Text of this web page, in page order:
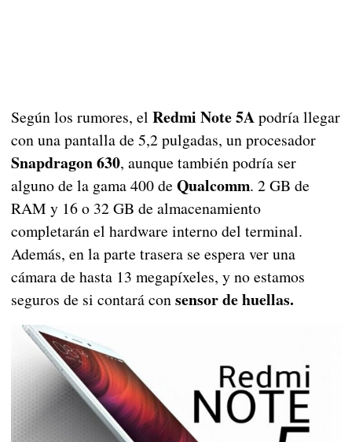
Según los rumores, el Redmi Note 5Apodría llegar
con una pantalla de 5,2 pulgadas, un procesador
Snapdragon 630, aunque también podría ser
alguno de la gama 400 de Qualcomm. 2 GB de
RAM y 16 o 32 GB de almacenamiento
completarán el hardware interno del terminal.
Además, en la parte trasera se espera ver una
cámara de hasta 13 megapíxeles, y no estamos
seguros de si contará consensor de huellas.